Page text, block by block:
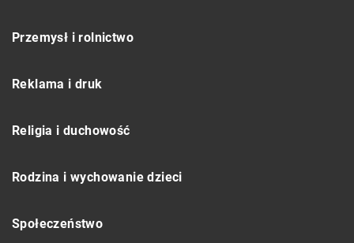
Przemysł i rolnictwo
Reklama i druk
Religia i duchowość
Rodzina i wychowanie dzieci
Społeczeństwo